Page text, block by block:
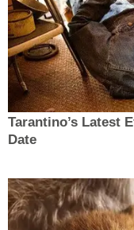
Tarantino’s Latest
Date